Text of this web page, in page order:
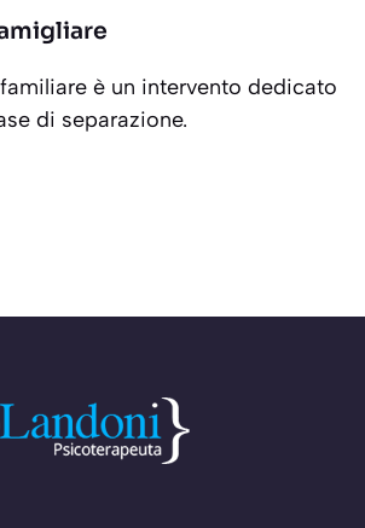
è un intervento dedicato
di separazione.